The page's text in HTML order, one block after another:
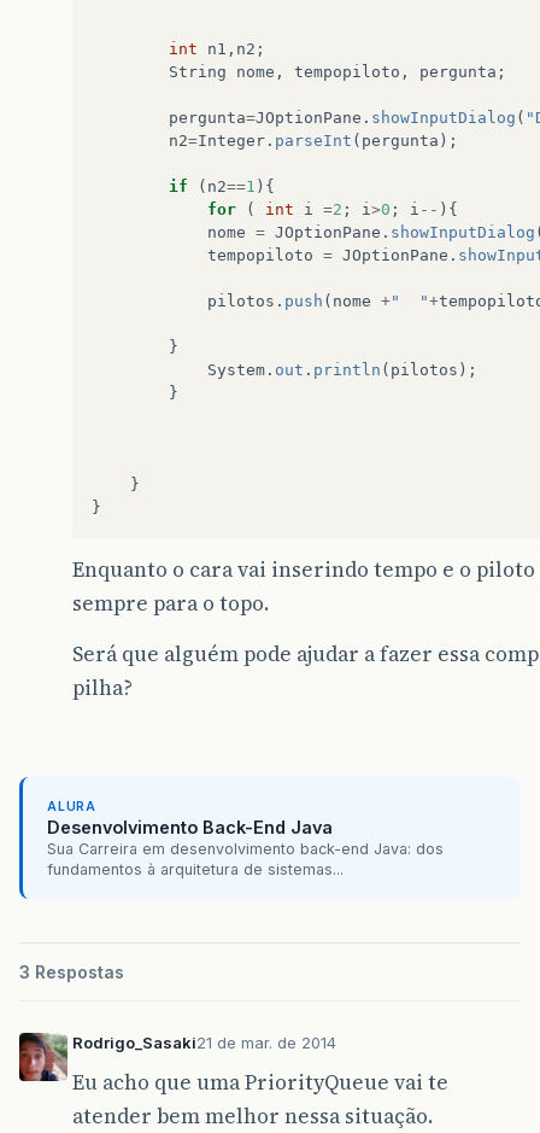
int n1 , n2 ;
String
nome , tempopiloto , pergunta ;
pergunta=JOptionPane . showInputDialog (
n2=Integer . parseInt ( pergunta );
if ( n2==1 ){
for
( int i =2 ; i >0 ; i -- ){
nome = JOptionPane . showInputDialog
tempopiloto = JOptionPane .
pilotos . push ( nome +"  "+
}
System . out . println ( pilotos );
}
}
}
Enquanto o cara vai inserindo tempo e o
sempre para o topo.
Será que alguém pode ajudar a fazer essa
pilha?
ALURA
Desenvolvimento Back-End Java
Sua Carreira em desenvolvimento back-end Java: dos
fundamentos à arquitetura de sistemas...
3 Respostas
Rodrigo_Sasaki21 de mar. de 2014
Eu acho que uma PriorityQueue vai te
atender bem melhor nessa situação.